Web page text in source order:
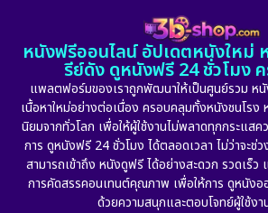
Detective สืบสวน
Detective สืบสวน
Disaster
Disney+
1981
1974
1971
หนังฟรีออนไลน์ อัปเดตหนังใหม่
รีย์ดัง ดูหนังฟรี 24 ชั่วโมง
แพลตฟอร์มของเราถูกพัฒนาให้เป็นศูนย์รวม ห
เนื้อหาใหม่อย่างต่อเนื่อง ครอบคลุมทั้งหนังชนโรง
นิยมจากทั่วโลก เพื่อให้ผู้ใช้งานไม่พลาดทุกกระแส
การ ดูหนังฟรี 24 ชั่วโมง ได้ตลอดเวลา ไม่ว่าจะช่
สามารถเข้าถึง หนังดูฟรี ได้อย่างสะดวก รวดเร็
การคัดสรรคอนเทนต์คุณภาพ เพื่อให้การ ดูหนังอ
ด้วยความสนุกและตอบโจทย์ผู้ใช้ง